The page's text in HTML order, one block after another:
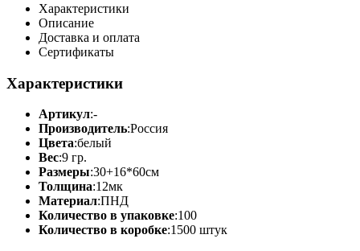
Характеристики
Описание
Доставка и оплата
Сертификаты
Характеристики
Артикул:-
Производитель:Россия
Цвета:белый
Вес:9 гр.
Размеры:30+16*60см
Толщина:12мк
Материал:ПНД
Количество в упаковке:100
Количество в коробке:1500 штук